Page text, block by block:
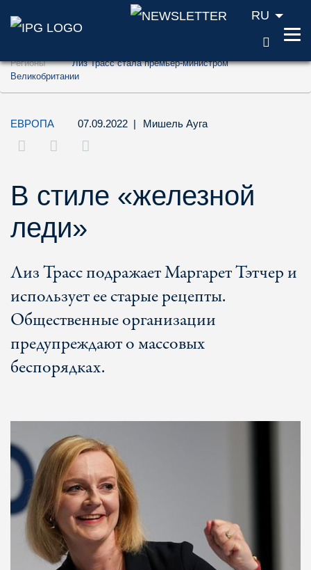
Перейти к содержанию (ключ доступа
Перейти к поиску (ключ доступа '2')
RU
Регионы
Лиз Трасс стала премьер-министром
Великобритании
ЕВРОПА 07.09.2022 | Мишель Ауга
В стиле «железной
леди»
Лиз Трасс подражает Маргарет Тэтчер и
использует ее старые рецепты.
Общественные организации
предупреждают о массовых
беспорядках.